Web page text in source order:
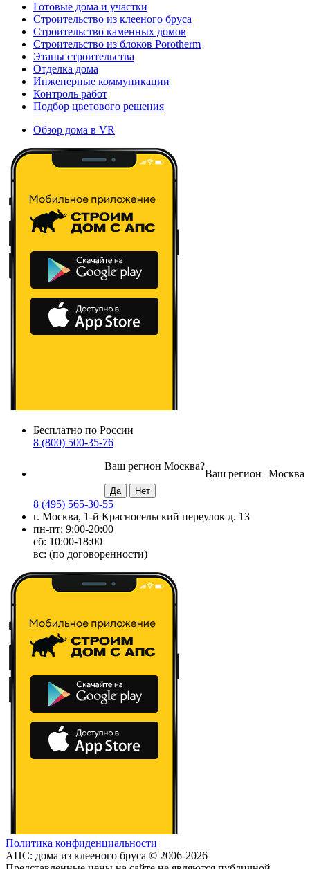
Готовые дома и участки
Строительство из клееного бруса
Строительство каменных домов
Строительство из блоков Porotherm
Этапы строительства
Отделка дома
Инженерные коммуникации
Контроль работ
Подбор цветового решения
Обзор дома в VR
Бесплатно по России
8 (800) 500-35-76
Москва
Ваш регион
Ваш регион Москва?
8 (495) 565-30-55
г. Москва, 1-й Красносельский переулок д. 13
пн-пт: 9:00-20:00
сб: 10:00-18:00
вс: (по договоренности)
Политика конфиденциальности
АПС: дома из клееного бруса © 2006-2026